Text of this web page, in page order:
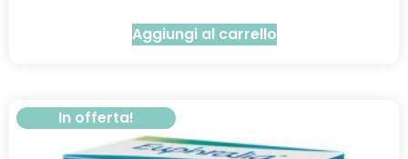
Aggiungi al carrello
In offerta!